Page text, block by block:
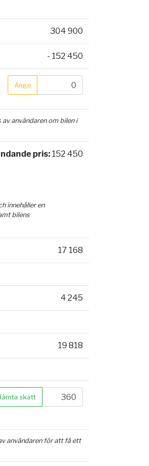
304 900
- 152 450
Ange
användaren om bilen i
pris: 152 450
innehåller en
bilens
17 168
4 245
19 818
skatt
användaren för att få ett